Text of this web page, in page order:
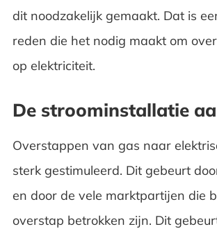
dit noodzakelijk gemaakt. Dat is
reden die het nodig maakt om
op elektriciteit.
De stroominstallatie
Overstappen van gas naar
sterk gestimuleerd. Dit gebeurt
en door de vele marktpartijen die
overstap betrokken zijn. Dit